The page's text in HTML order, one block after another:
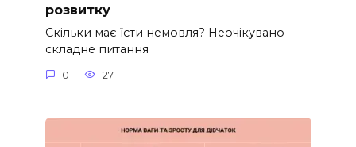
розвитку
Скільки має їсти немовля? Неочікувано
складне питання
0 27